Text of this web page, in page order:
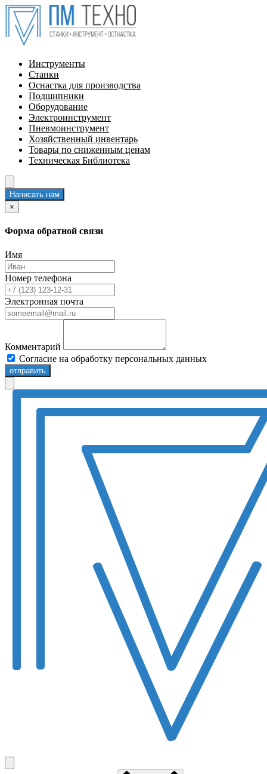
Инструменты
Станки
Оснастка для производства
Подшипники
Оборудование
Электроинструмент
Пневмоинструмент
Хозяйственный инвентарь
Товары по сниженным ценам
Техническая Библиотека
Написать нам
×
Форма обратной связи
Имя
Номер телефона
Электронная почта
Комментарий
Согласие на обработку персональных данных
отправить